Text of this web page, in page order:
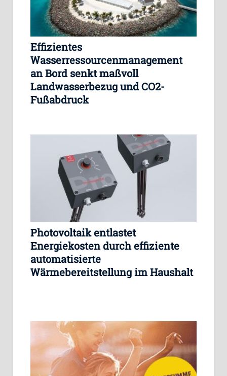
Effizientes
Wasserressourcenmanagement
an Bord senkt maßvoll
Landwasserbezug und CO2-
Fußabdruck
Photovoltaik entlastet
Energiekosten durch effiziente
automatisierte
Wärmebereitstellung im Haushalt